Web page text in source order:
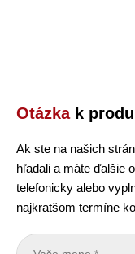
Otázkak
Ak ste na našich
hľadali a máte ďalšie
telefonicky alebo
najkratšom termíne